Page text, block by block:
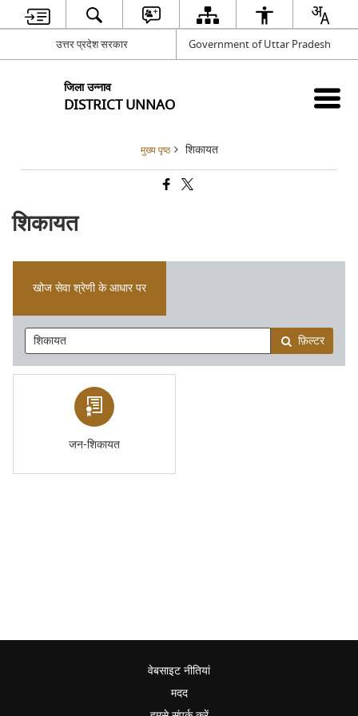
उत्तर प्रदेश सरकार Government of Uttar Pradesh
जिला उन्नाव
DISTRICT UNNAO
मुख्य पृष्ठ शिकायत
शिकायत
खोज सेवा श्रेणी के आधार पर
फ़िल्टर
जन-शिकायत
वेबसाइट नीतियां
मदद